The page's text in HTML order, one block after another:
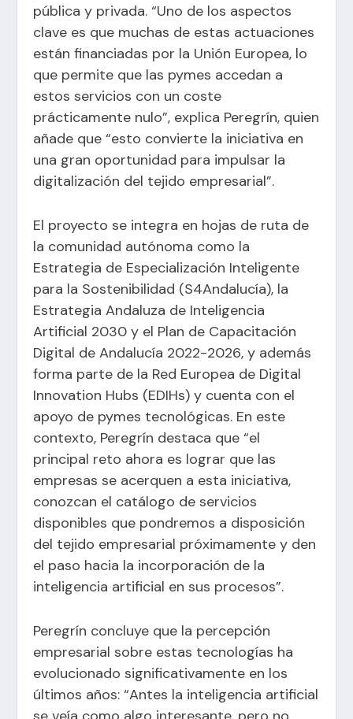
pública y privada. “Uno de los aspectos
clave es que muchas de estas actuaciones
están financiadas por la Unión Europea, lo
que permite que las pymes accedan a
estos servicios con un coste
prácticamente nulo”, explica Peregrín, quien
añade que “esto convierte la iniciativa en
una gran oportunidad para impulsar la
digitalización del tejido empresarial”.
El proyecto se integra en hojas de ruta de
la comunidad autónoma como la
Estrategia de Especialización Inteligente
para la Sostenibilidad (S4Andalucía), la
Estrategia Andaluza de Inteligencia
Artificial 2030 y el Plan de Capacitación
Digital de Andalucía 2022-2026, y además
forma parte de la Red Europea de Digital
Innovation Hubs (EDIHs) y cuenta con el
apoyo de pymes tecnológicas. En este
contexto, Peregrín destaca que “el
principal reto ahora es lograr que las
empresas se acerquen a esta iniciativa,
conozcan el catálogo de servicios
disponibles que pondremos a disposición
del tejido empresarial próximamente y den
el paso hacia la incorporación de la
inteligencia artificial en sus procesos”.
Peregrín concluye que la percepción
empresarial sobre estas tecnologías ha
evolucionado significativamente en los
últimos años: “Antes la inteligencia artificial